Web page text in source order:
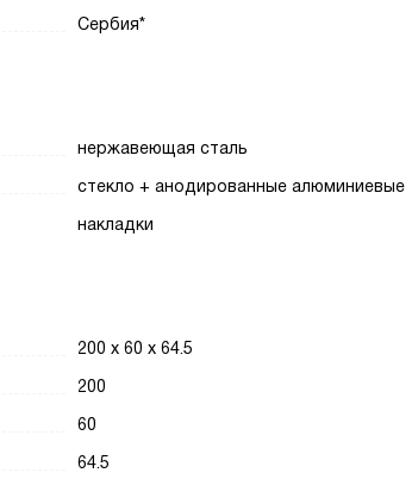
Сербия*
нержавеющая сталь
стекло + анодированные алюминиевые
накладки
200 х 60 х 64.5
200
60
64.5